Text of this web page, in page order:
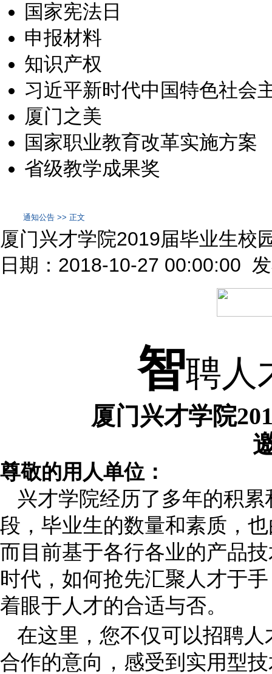
国家宪法日
申报材料
知识产权
习近平新时代中国特色社会
厦门之美
国家职业教育改革实施方案
省级教学成果奖
通知公告 >> 正文
厦门兴才学院2019届毕业生校
日期：2018-10-27 00:00:00
智聘人
厦门兴才学院
尊敬的用人单位：
兴才学院经历了多年的积
段，毕业生的数量和素质，
而目前基于各行各业的产品
时代，如何抢先汇聚人才于
着眼于人才的合适与否。
在这里，您不仅可以招聘
合作的意向，感受到实用型